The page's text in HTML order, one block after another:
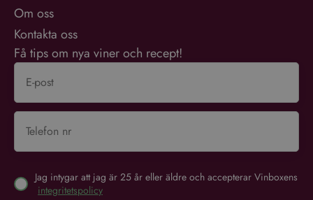
Om oss
Kontakta oss
Få tips om nya viner och recept!
Jag intygar att jag är 25 år eller äldre och accepterar Vinboxens
integritetspolicy